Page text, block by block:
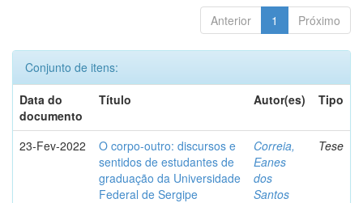
Anterior 1 Próximo
Conjunto de itens:
Data do
documento
Título Autor(es) Tipo
23-Fev-2022
O corpo-outro: discursos e
sentidos de estudantes de
graduação da Universidade
Federal de Sergipe
Correia,
Eanes
dos
Santos
Tese